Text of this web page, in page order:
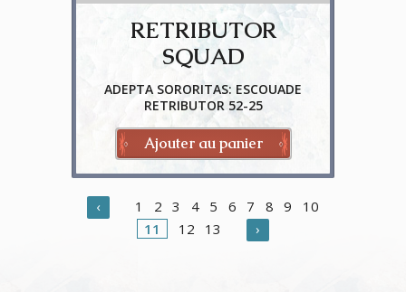
RETRIBUTOR
SQUAD
ADEPTA SORORITAS: ESCOUADE
RETRIBUTOR 52-25
Ajouter au panier
‹ 1 2 3 4 5 6 7 8 9
10
11
12 13 ›